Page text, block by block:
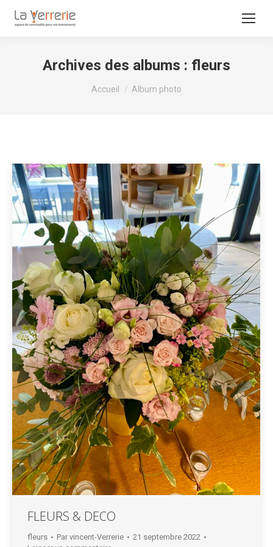
Archives des albums : fleurs
Vous êtes ici :
Accueil Album photo
FLEURS & DECO
fleurs Par vincent-Verrerie
21 septembre 2022